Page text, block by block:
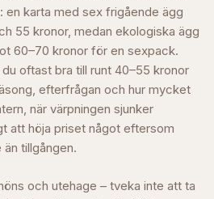
en karta med sex frigående ägg
55 kronor, medan ekologiska ägg
60–70 kronor för en sexpack.
oftast bra till runt 40–55 kronor
efterfrågan och hur mycket
när värpningen sjunker
att höja priset något eftersom
tillgången.
och utehage – tveka inte att ta